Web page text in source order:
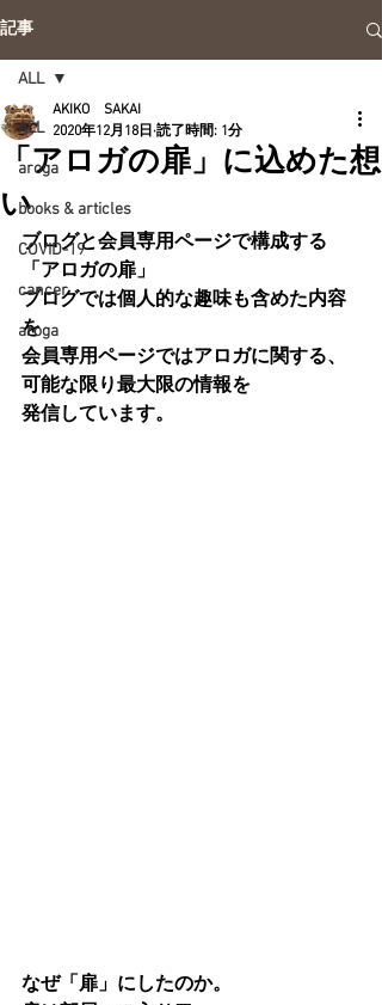
記事
ALL
aroga
books & articles
COVID-19
cancer
aroga
ALL
「アロガの扉」に込めた想
い
AKIKO SAKAI
2020年12月18日 読了時間: 1分
ブログと会員専用ページで構成する
「アロガの扉」
ブログでは個人的な趣味も含めた内容
を
会員専用ページではアロガに関する、
可能な限り最大限の情報を
発信しています。
なぜ「扉」にしたのか。